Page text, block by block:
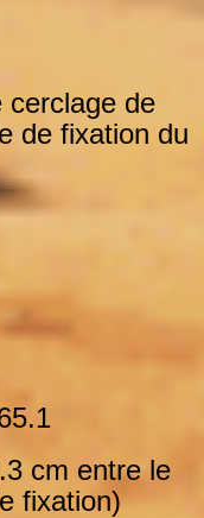
cerclage de
de fixation du
cm entre le
fixation)